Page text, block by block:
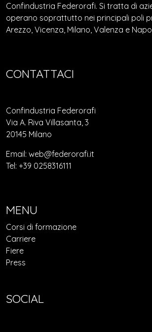
Confindustria Federorafi. Si tratta di
operano soprattutto nei principali poli
Arezzo, Vicenza, Milano, Valenza e
CONTATTACI
Confindustria Federorafi
Via A. Riva Villasanta, 3
20145 Milano
Email: web@federorafi.it
Tel: +39 0258316111
MENU
Corsi di formazione
Carriere
Fiere
Press
SOCIAL